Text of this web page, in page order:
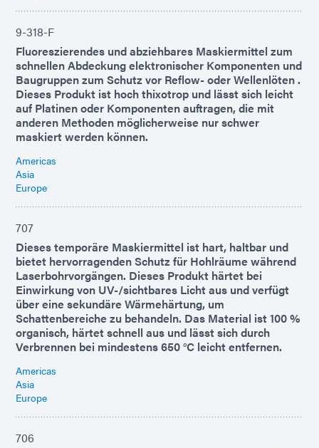
9-318-F
Fluoreszierendes und abziehbares Maskiermittel zum
schnellen Abdeckung elektronischer Komponenten und
Baugruppen zum Schutz vor Reflow- oder Wellenlöten .
Dieses Produkt ist hoch thixotrop und lässt sich leicht
auf Platinen oder Komponenten auftragen, die mit
anderen Methoden möglicherweise nur schwer
maskiert werden können.
Americas
Asia
Europe
707
Dieses temporäre Maskiermittel ist hart, haltbar und
bietet hervorragenden Schutz für Hohlräume während
Laserbohrvorgängen. Dieses Produkt härtet bei
Einwirkung von UV-/sichtbares Licht aus und verfügt
über eine sekundäre Wärmehärtung, um
Schattenbereiche zu behandeln. Das Material ist 100 %
organisch, härtet schnell aus und lässt sich durch
Verbrennen bei mindestens 650 °C leicht entfernen.
Americas
Asia
Europe
706